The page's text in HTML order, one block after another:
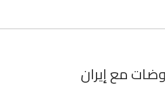
مع إيران